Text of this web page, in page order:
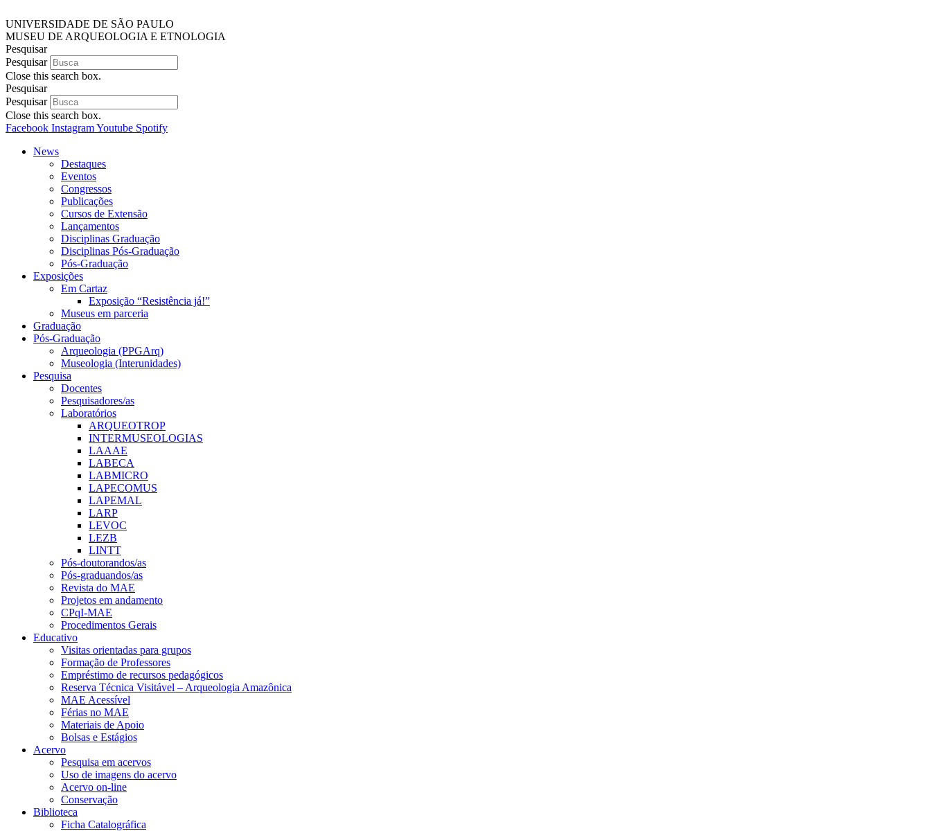
UNIVERSIDADE DE SÃO PAULO
MUSEU DE ARQUEOLOGIA E ETNOLOGIA
Pesquisar
Pesquisar
Close this search box.
Pesquisar
Pesquisar
Close this search box.
Facebook InstagramYoutube Spotify
News
Destaques
Eventos
Congressos
Publicações
Cursos de Extensão
Lançamentos
Disciplinas Graduação
Disciplinas Pós-Graduação
Pós-Graduação
Exposições
Em Cartaz
Exposição “Resistência já!”
Museus em parceria
Graduação
Pós-Graduação
Arqueologia (PPGArq)
Museologia (Interunidades)
Pesquisa
Docentes
Pesquisadores/as
Laboratórios
ARQUEOTROP
INTERMUSEOLOGIAS
LAAAE
LABECA
LABMICRO
LAPECOMUS
LAPEMAL
LARP
LEVOC
LEZB
LINTT
Pós-doutorandos/as
Pós-graduandos/as
Revista do MAE
Projetos em andamento
CPqI-MAE
Procedimentos Gerais
Educativo
Visitas orientadas para grupos
Formação de Professores
Empréstimo de recursos pedagógicos
Reserva Técnica Visitável – Arqueologia Amazônica
MAE Acessível
Férias no MAE
Materiais de Apoio
Bolsas e Estágios
Acervo
Pesquisa em acervos
Uso de imagens do acervo
Acervo on-line
Conservação
Biblioteca
Ficha Catalográfica